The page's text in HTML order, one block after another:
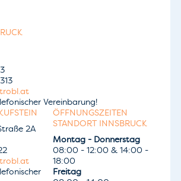
Vereinbarung!
2A
ÖFFNUNGSZEITEN
STANDORT INNSBRUCK
Montag - Donnerstag
08:00 - 12:00 & 14:00 -
18:00
Freitag